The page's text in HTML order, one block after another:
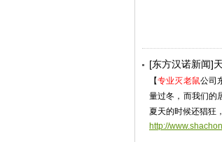
[东方汉诺新闻]
【专业灭老鼠公司
量过冬，而我们的
夏天的时候还猖狂
http://